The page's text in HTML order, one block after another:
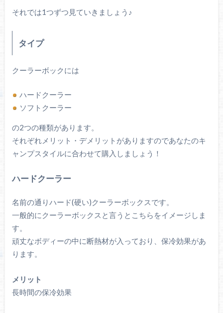
それでは1つずつ見ていきましょう♪
タイプ
クーラーボックには
ハードクーラー
ソフトクーラー
の2つの種類があります。
それぞれメリット・デメリットがありますのであなたのキ
ャンプスタイルに合わせて購入しましょう！
ハードクーラー
名前の通りハード(硬い)クーラーボックスです。
一般的にクーラーボックスと言うとこちらをイメージしま
す。
頑丈なボディーの中に断熱材が入っており、保冷効果があ
ります。
メリット
長時間の保冷効果